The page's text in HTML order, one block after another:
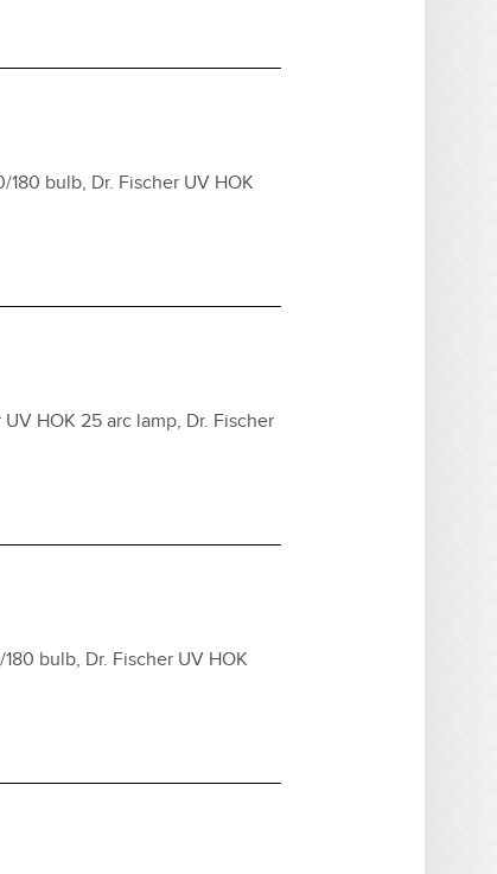
180 bulb, Dr. Fischer UV HOK
HOK 25 arc lamp, Dr. Fischer
bulb, Dr. Fischer UV HOK